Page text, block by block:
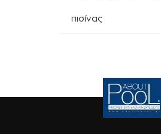
πισίνας